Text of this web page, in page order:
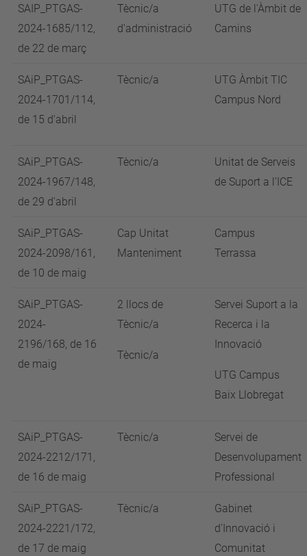
SAIP_PTGAS-
2024-1685/112,
de 22 de març
Tècnic/a
d'administració
UTG de l'Àmbit de
Camins
SAiP_PTGAS-
2024-1701/114,
de 15 d'abril
Tècnic/a
UTG Àmbit TIC
Campus Nord
SAiP_PTGAS-
2024-1967/148,
de 29 d'abril
Tècnic/a
Unitat de Serveis
de Suport a l'ICE
SAiP_PTGAS-
2024-2098/161,
de 10 de maig
Cap Unitat
Manteniment
Campus
Terrassa
SAiP_PTGAS-
2024-
2196/168, de 16
de maig
2 llocs de
Tècnic/a
Tècnic/a
Servei Suport a la
Recerca i la
Innovació
UTG Campus
Baix Llobregat
SAiP_PTGAS-
2024-2212/171,
de 16 de maig
Tècnic/a
Servei de
Desenvolupament
Professional
SAiP_PTGAS-
2024-2221/172,
de 17 de maig
Tècnic/a
Gabinet
d'Innovació i
Comunitat